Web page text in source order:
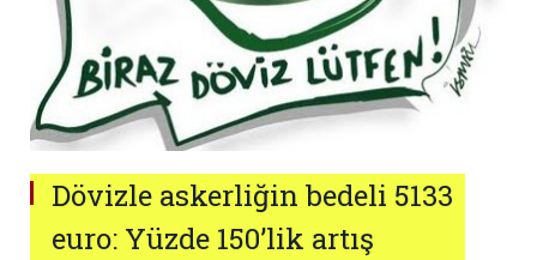
Dövizle askerliğin bedeli 5133
euro: Yüzde 150’lik artış